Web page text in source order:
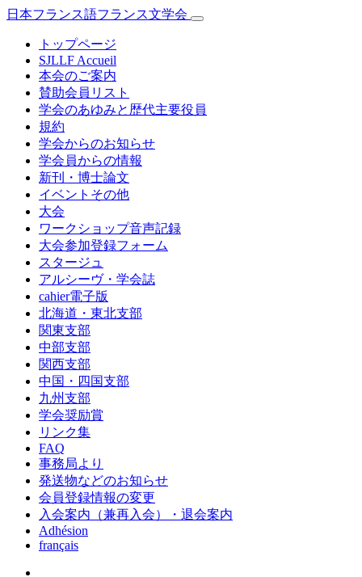
日本フランス語フランス文学会
トップページ
SJLLF Accueil
本会のご案内
賛助会員リスト
学会のあゆみと歴代主要役員
規約
学会からのお知らせ
学会員からの情報
新刊・博士論文
イベントその他
大会
ワークショップ音声記録
大会参加登録フォーム
スタージュ
アルシーヴ・学会誌
cahier電子版
北海道・東北支部
関東支部
中部支部
関西支部
中国・四国支部
九州支部
学会奨励賞
リンク集
FAQ
事務局より
発送物などのお知らせ
会員登録情報の変更
入会案内（兼再入会）・退会案内
Adhésion
français